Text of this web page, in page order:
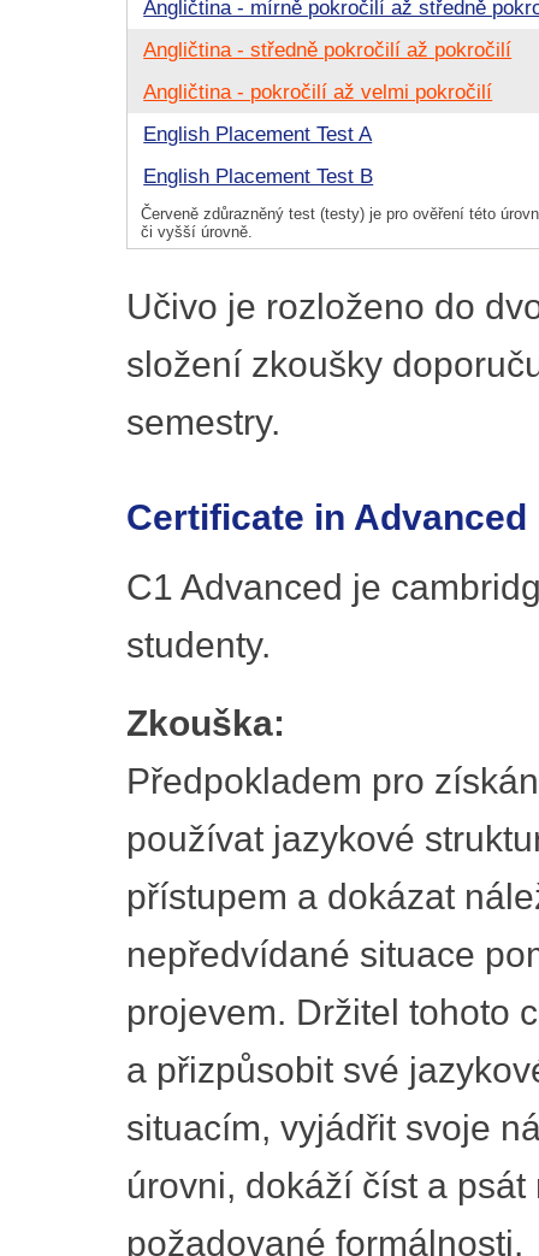
Angličtina - mírně pokročilí až středně
Angličtina - středně pokročilí až pokročilí
Angličtina - pokročilí až velmi pokročilí
English Placement Test A
English Placement Test B
Červeně zdůrazněný test (testy) je pro ověření této
či vyšší úrovně.
Učivo je rozloženo do
složení zkoušky
semestry.
Certificate in Advanced
C1 Advanced je
studenty.
Zkouška:
Předpokladem pro
používat jazykové
přístupem a dokázat
nepředvídané situace
projevem. Držitel tohoto
a přizpůsobit své
situacím, vyjádřit svoje
úrovni, dokáží číst a
požadované formálnosti.